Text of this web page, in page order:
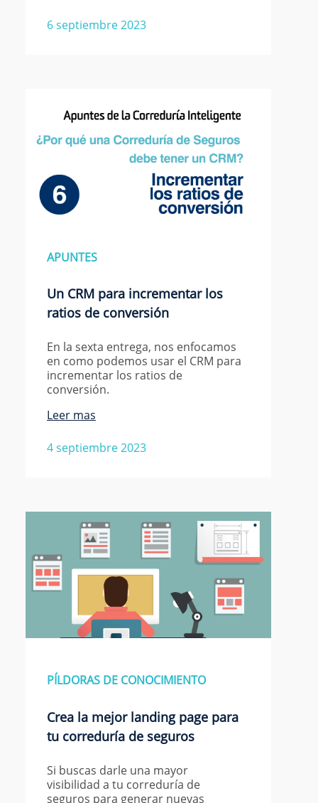
6 septiembre 2023
APUNTES
Un CRM para incrementar los
ratios de conversión
En la sexta entrega, nos enfocamos
en como podemos usar el CRM para
incrementar los ratios de
conversión.
4 septiembre 2023
Leer mas
PÍLDORAS DE CONOCIMIENTO
Crea la mejor landing page para
tu correduría de seguros
Si buscas darle una mayor
visibilidad a tu correduría de
seguros para generar nuevas